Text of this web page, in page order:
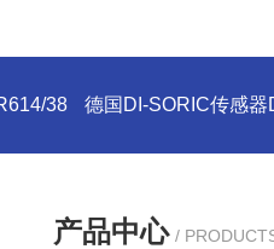
38 德国DI-SORIC传感
产品中心 /